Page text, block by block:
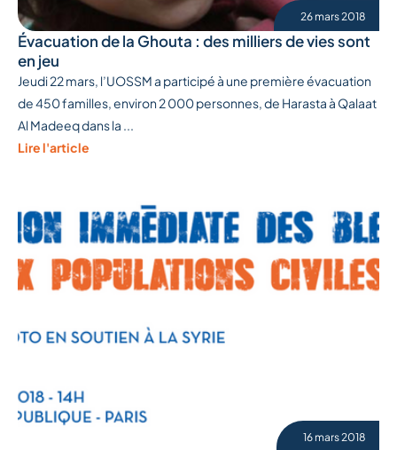
26 mars 2018
Évacuation de la Ghouta : des milliers de vies sont
en jeu
Jeudi 22 mars, l’UOSSM a participé à une première évacuation
de 450 familles, environ 2 000 personnes, de Harasta à Qalaat
Al Madeeq dans la ...
Lire l'article
16 mars 2018